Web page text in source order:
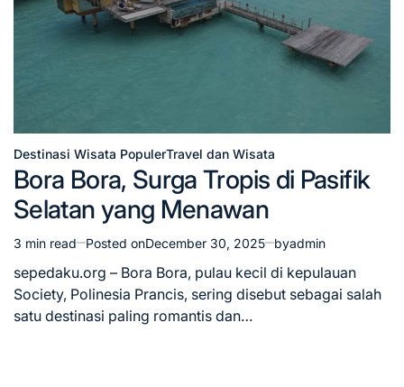
Posted
in
Destinasi Wisata PopulerTravel dan Wisata
Bora Bora, Surga Tropis di Pasifik
Selatan yang Menawan
Estimated
read
time
3 min read Posted onDecember 30, 2025 byadmin
sepedaku.org – Bora Bora, pulau kecil di kepulauan
Society, Polinesia Prancis, sering disebut sebagai salah
satu destinasi paling romantis dan…